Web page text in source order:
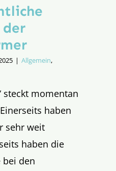
| Allgemein,
steckt momentan
haben
sehr weit
haben die
bei den